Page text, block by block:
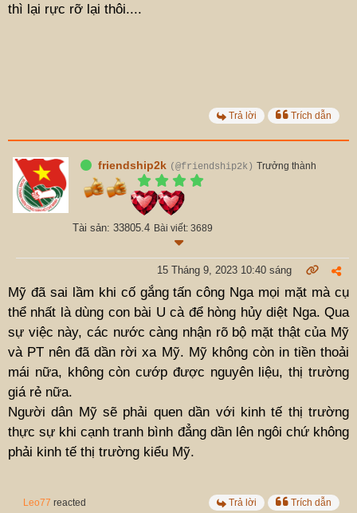
thì lại rực rỡ lại thôi....
Trả lời Trích dẫn
friendship2k (@friendship2k) Trưởng thành
Tài sản: 33805.4 Bài viết: 3689
15 Tháng 9, 2023 10:40 sáng
Mỹ đã sai lầm khi cố gắng tấn công Nga mọi mặt mà cụ
thể nhất là dùng con bài U cà để hòng hủy diệt Nga. Qua
sự việc này, các nước càng nhận rõ bộ mặt thật của Mỹ
và PT nên đã dần rời xa Mỹ. Mỹ không còn in tiền thoải
mái nữa, không còn cướp được nguyên liệu, thị trường
giá rẻ nữa.
Người dân Mỹ sẽ phải quen dần với kinh tế thị trường
thực sự khi cạnh tranh bình đẳng dần lên ngôi chứ không
phải kinh tế thị trường kiểu Mỹ.
Leo77 reacted Trả lời Trích dẫn